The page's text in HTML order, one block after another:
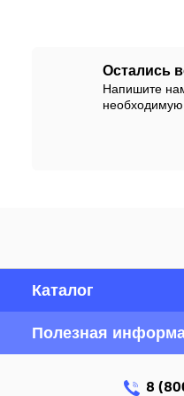
Остались
Напишите
Каталог
Полезная
8